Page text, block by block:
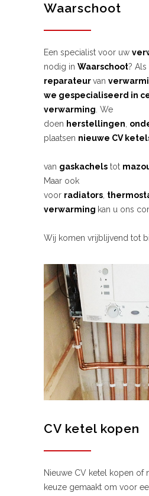
Waarschoot
Een specialist voor uw
nodig in Waarschoot? Als
reparateurvan
we gespecialiseerd in
verwarming . We
doen herstellingen
plaatsen nieuwe CV
van gaskachels tot
Maar ook
voor radiators
verwarming kan u ons
Wij komen vrijblijvend tot
CV ketel kopen
Nieuwe CV ketel kopen of
keuze gemaakt om voor